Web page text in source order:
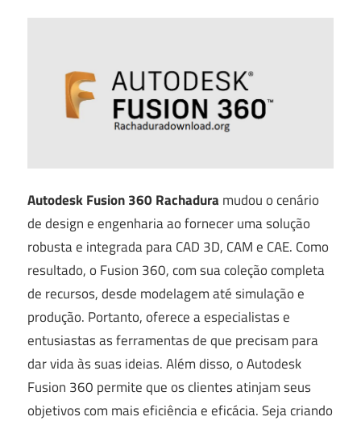
Autodesk Fusion 360 Rachadura mudou o cenário
de design e engenharia ao fornecer uma solução
robusta e integrada para CAD 3D, CAM e CAE. Como
resultado, o Fusion 360, com sua coleção completa
de recursos, desde modelagem até simulação e
produção. Portanto, oferece a especialistas e
entusiastas as ferramentas de que precisam para
dar vida às suas ideias. Além disso, o Autodesk
Fusion 360 permite que os clientes atinjam seus
objetivos com mais eficiência e eficácia. Seja criando